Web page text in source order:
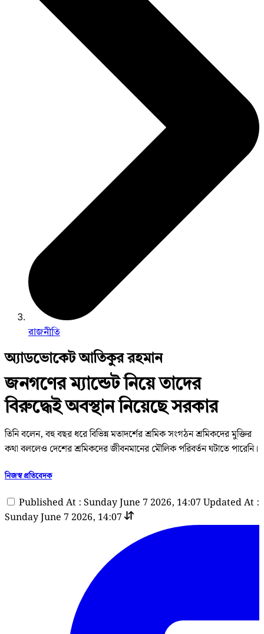
রাজনীতি
অ্যাডভোকেট আতিকুর রহমান
জনগণের ম্যান্ডেট নিয়ে তাদের
বিরুদ্ধেই অবস্থান নিয়েছে সরকার
তিনি বলেন, বহু বছর ধরে বিভিন্ন মতাদর্শের শ্রমিক সংগঠন শ্রমিকদের মুক্তির
কথা বললেও দেশের শ্রমিকদের জীবনমানের মৌলিক পরিবর্তন ঘটাতে পারেনি।
নিজস্ব প্রতিবেদক
Published At : Sunday June 7 2026, 14:07 Updated At :
Sunday June 7 2026, 14:07